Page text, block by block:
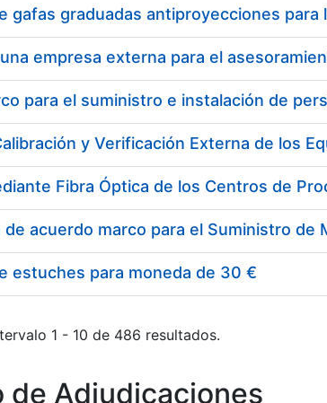
para el suministro e instalación de
estuches para moneda de 30 €
1 - 10 de 486 resultados.
de Adjudicaciones